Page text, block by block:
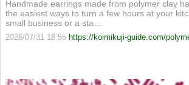
Handmade earrings made from polymer clay
the easiest ways to turn a few hours at your
small business or a sta…
2026/07/31 18:55 https://koimikuji-guide.com/